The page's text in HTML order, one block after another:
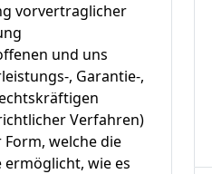
vorvertraglicher
und uns
, Garantie-,
Verfahren)
welche die
wie es